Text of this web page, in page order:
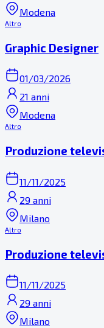
Modena
Altro
Graphic Designer
01/03/2026
21 anni
Modena
Altro
Produzione
11/11/2025
29 anni
Milano
Altro
Produzione
11/11/2025
29 anni
Milano